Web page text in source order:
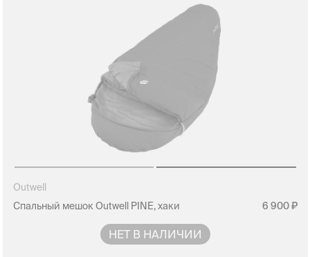
Outwell
Спальный мешок Outwell PINE, хаки
6 900
НЕТ В НАЛИЧИИ